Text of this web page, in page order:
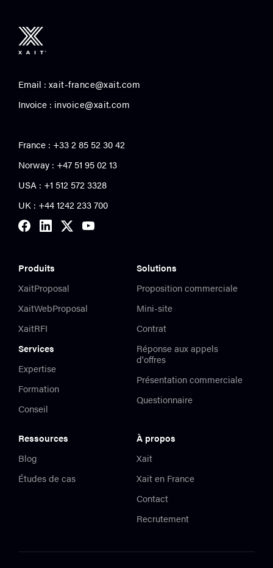
Email : xait-france@xait.com
Invoice : invoice@xait.com
France : +33 2 85 52 30 42
Norway : +47 51 95 02 13
USA : +1 512 572 3328
UK : +44 1242 233 700
Produits
XaitProposal
XaitWebProposal
XaitRFI
Services
Expertise
Formation
Conseil
Solutions
Proposition commerciale
Mini-site
Contrat
Réponse aux appels
d'offres
Présentation commerciale
Questionnaire
Ressources
Blog
Études de cas
À propos
Xait
Xait en France
Contact
Recrutement